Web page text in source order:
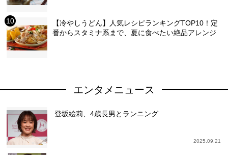
【冷やしうどん】人気レシピランキングTOP10！定
番からスタミナ系まで、夏に食べたい絶品アレンジ
エンタメニュース
登坂絵莉、4歳長男とランニング
2025.09.21